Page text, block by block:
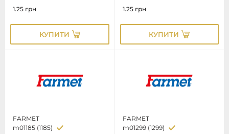
1.25 грн
КУПИТИ
1.25 грн
КУПИТИ
FARMET
m01185 (1185)
FARMET
m01299 (1299)